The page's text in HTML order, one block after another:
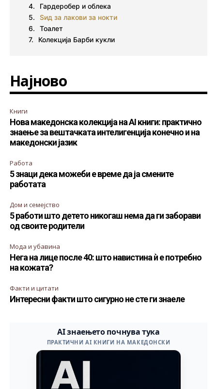
Гардеробер и облека
Ѕид за лакови за нокти
Тоалет
Колекција Барби кукли
Најново
Книги
Нова македонска колекција на AI книги: практично
знаење за вештачката интелигенција конечно и на
македонски јазик
Работа
5 знаци дека можеби е време да ја смените
работата
Дом и семејство
5 работи што детето никогаш нема да ги заборави
од своите родители
Мода и убавина
Нега на лице после 40: што навистина ѝ е потребно
на кожата?
Факти и цитати
Интересни факти што сигурно не сте ги знаеле